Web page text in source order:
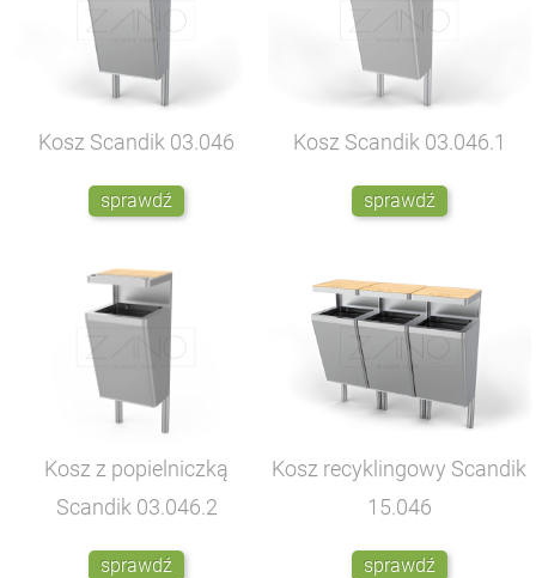
Kosz Scandik 03.046
sprawdź
Kosz Scandik 03.046.1
sprawdź
Kosz z popielniczką
Scandik 03.046.2
sprawdź
Kosz recyklingowy Scandik
15.046
sprawdź